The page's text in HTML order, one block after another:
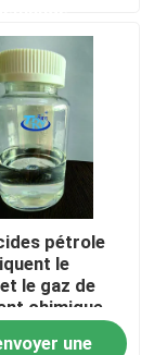
pétrole et de gaz
pétrole
le
le gaz de
chimique
T-OG018
une